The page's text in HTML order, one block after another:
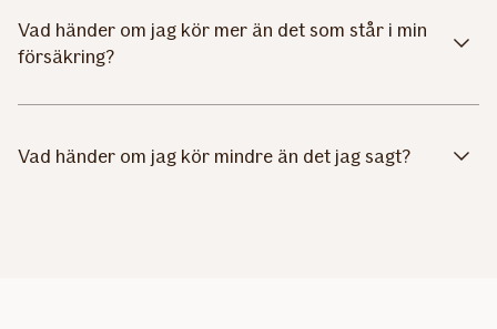
Vad händer om jag kör mer än det som står i min
försäkring?
Vad händer om jag kör mindre än det jag sagt?